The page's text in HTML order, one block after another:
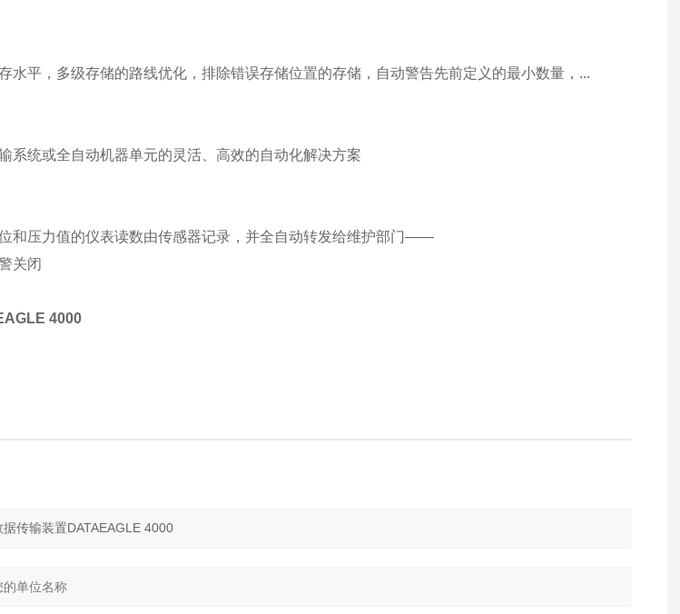
水平，多级存储的路线优化，排除错误存储位置的存储，自动警告先前定义的最小数量，...
系统或全自动机器单元的灵活、高效的自动化解决方案
和压力值的仪表读数由传感器记录，并全自动转发给维护部门——
关闭
4000